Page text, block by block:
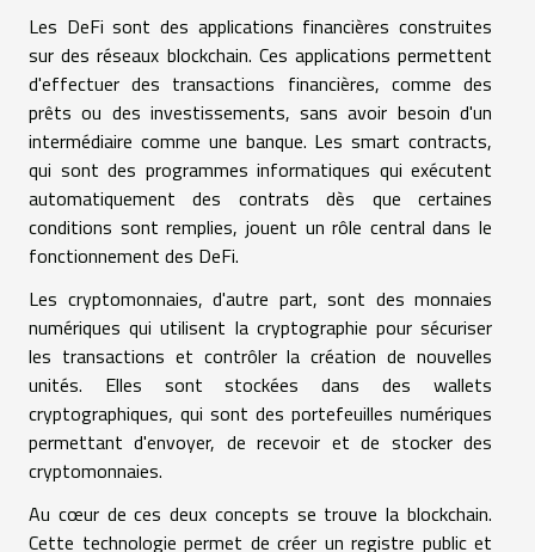
Les DeFi sont des applications financières construites
sur des réseaux blockchain. Ces applications permettent
d'effectuer des transactions financières, comme des
prêts ou des investissements, sans avoir besoin d'un
intermédiaire comme une banque. Les smart contracts,
qui sont des programmes informatiques qui exécutent
automatiquement des contrats dès que certaines
conditions sont remplies, jouent un rôle central dans le
fonctionnement des DeFi.
Les cryptomonnaies, d'autre part, sont des monnaies
numériques qui utilisent la cryptographie pour sécuriser
les transactions et contrôler la création de nouvelles
unités. Elles sont stockées dans des wallets
cryptographiques, qui sont des portefeuilles numériques
permettant d'envoyer, de recevoir et de stocker des
cryptomonnaies.
Au cœur de ces deux concepts se trouve la blockchain.
Cette technologie permet de créer un registre public et